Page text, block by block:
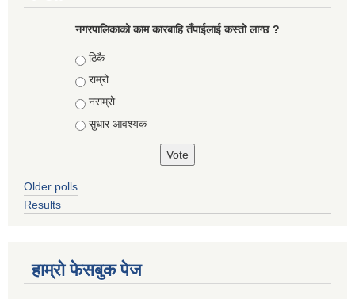
नगरपालिकाको काम कारबाहि तँपाईलाई कस्तो लाग्छ ?
Choices
ठिकै
राम्रो
नराम्रो
सुधार आवश्यक
Older polls
Results
हाम्रो फेसबुक पेज